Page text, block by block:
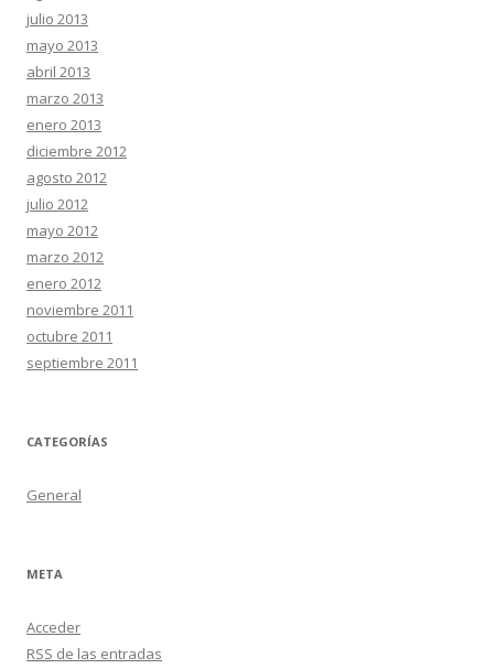
julio 2013
mayo 2013
abril 2013
marzo 2013
enero 2013
diciembre 2012
agosto 2012
julio 2012
mayo 2012
marzo 2012
enero 2012
noviembre 2011
octubre 2011
septiembre 2011
CATEGORÍAS
General
META
Acceder
RSS de las entradas